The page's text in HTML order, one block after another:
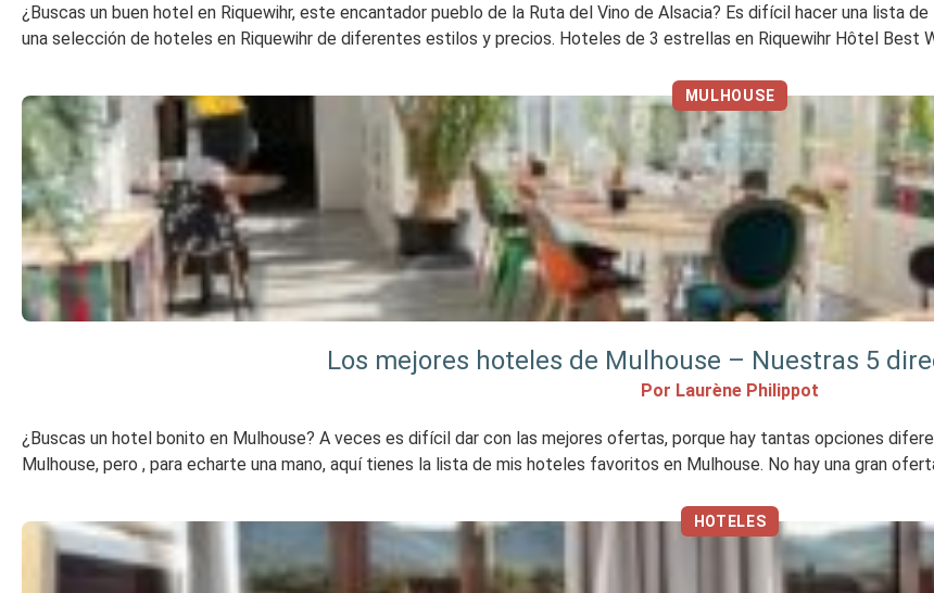
¿Buscas un buen hotel en Riquewihr, este encantador pueblo de la Ruta del Vino de Alsacia? Es difícil hacer una lista
una selección de hoteles en Riquewihr de diferentes estilos y precios. Hoteles de 3 estrellas en Riquewihr Hôtel Best
MULHOUSE
Los mejores hoteles de Mulhouse – Nuestras 5
Por Laurène Philippot
¿Buscas un hotel bonito en Mulhouse? A veces es difícil dar con las mejores ofertas, porque hay tantas opciones
Mulhouse, pero , para echarte una mano, aquí tienes la lista de mis hoteles favoritos en Mulhouse. No hay una gran
HOTELES